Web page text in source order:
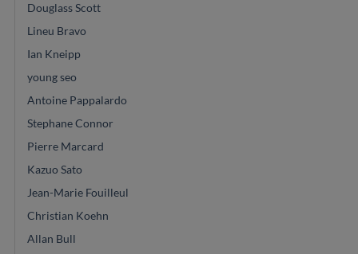
Douglass Scott
Lineu Bravo
Ian Kneipp
young seo
Antoine Pappalardo
Stephane Connor
Pierre Marcard
Kazuo Sato
Jean-Marie Fouilleul
Christian Koehn
Allan Bull